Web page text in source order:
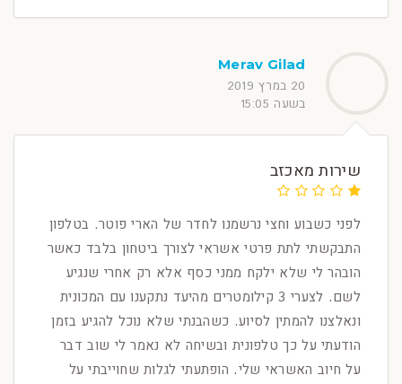
Merav Gilad
20 במרץ 2019
בשעה 15:05
שירות מאכזב
לפני כשבוע וחצי נרשמנו לחדר של הארי פוטר. בטלפון
התבקשתי לתת פרטי אשראי לצורך ביטחון בלבד כאשר
הובהר לי שלא ילקח ממני כסף אלא רק אחרי שנגיע
לשם. לצערי 3 קילומטרים מהיעד נתקענו עם המכונית
ונאלצנו להמתין לסיוע. כשהבנתי שלא נוכל להגיע בזמן
הודעתי על כך טלפונית ובשיחה לא נאמר לי שוב דבר
על חיוב האשראי שלי. הופתעתי לגלות שחוייבתי על